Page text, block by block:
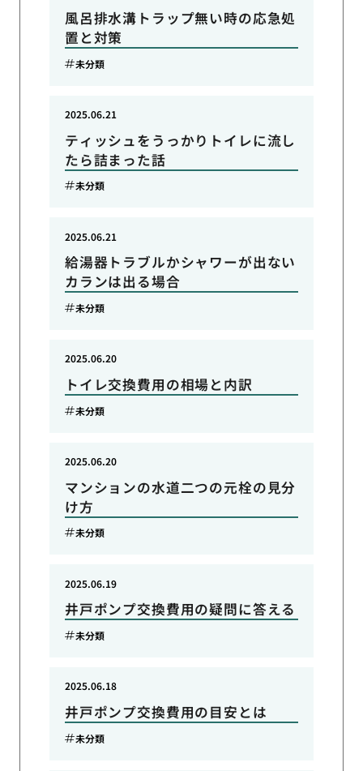
風呂排水溝トラップ無い時の応急処
置と対策
未分類
ティッシュをうっかりトイレに流し
たら詰まった話
2025.06.21
未分類
給湯器トラブルかシャワーが出ない
カランは出る場合
2025.06.21
未分類
トイレ交換費用の相場と内訳
2025.06.20
未分類
マンションの水道二つの元栓の見分
け方
2025.06.20
未分類
井戸ポンプ交換費用の疑問に答える
2025.06.19
未分類
井戸ポンプ交換費用の目安とは
2025.06.18
未分類